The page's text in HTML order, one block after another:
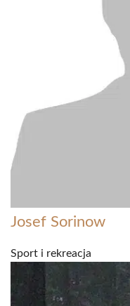
Josef Sorinow
Sport i rekreacja